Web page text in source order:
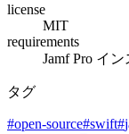
license
MIT
requirements
Jamf Pro イ
タグ
#open-source#swift#